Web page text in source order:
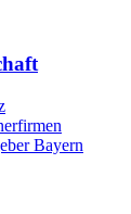
Bayern